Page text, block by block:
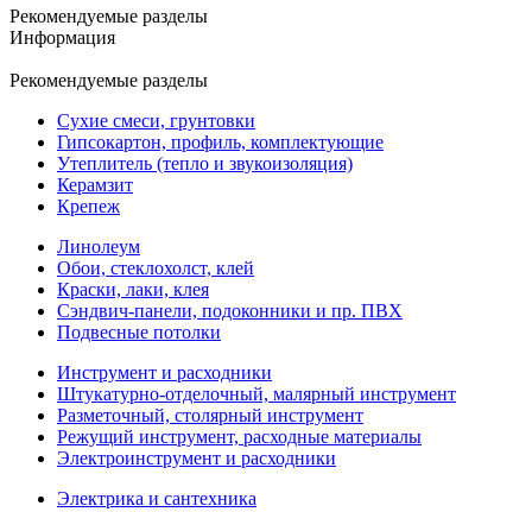
Рекомендуемые разделы
Информация
Рекомендуемые разделы
Сухие смеси, грунтовки
Гипсокартон, профиль, комплектующие
Утеплитель (тепло и звукоизоляция)
Керамзит
Крепеж
Линолеум
Обои, стеклохолст, клей
Краски, лаки, клея
Сэндвич-панели, подоконники и пр. ПВХ
Подвесные потолки
Инструмент и расходники
Штукатурно-отделочный, малярный инструмент
Разметочный, столярный инструмент
Режущий инструмент, расходные материалы
Электроинструмент и расходники
Электрика и сантехника